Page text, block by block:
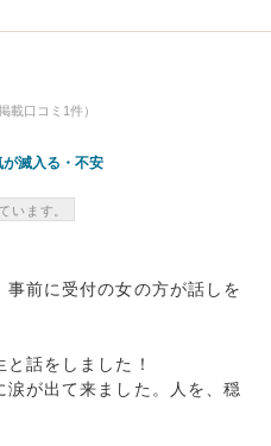
載口コミ1件）
が滅入る・不安
います。
前に受付の女の方が話しを
話をしました！
が出て来ました。人を、穏